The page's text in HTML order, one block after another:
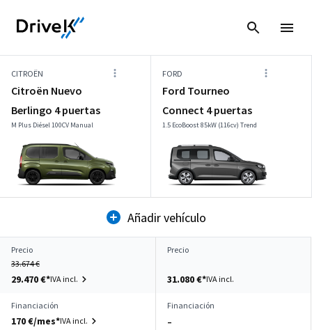
CITROËN
Citroën Nuevo
Berlingo 4 puertas
M Plus Diésel 100CV Manual
FORD
Ford Tourneo
Connect 4 puertas
1.5 EcoBoost 85kW (116cv) Trend
Añadir vehículo
Precio
33.674 €
29.470 €*IVA incl.
Precio
31.080 €*IVA incl.
Financiación
170 €/mes*IVA incl.
Financiación
–